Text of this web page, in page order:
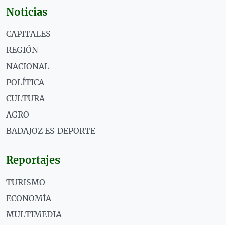
Noticias
CAPITALES
REGIÓN
NACIONAL
POLÍTICA
CULTURA
AGRO
BADAJOZ ES DEPORTE
Reportajes
TURISMO
ECONOMÍA
MULTIMEDIA